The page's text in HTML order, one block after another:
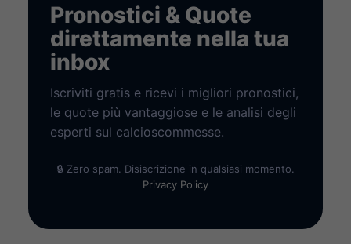
Pronostici & Quote
direttamente nella tua
inbox
Iscriviti gratis e ricevi i migliori pronostici,
le quote più vantaggiose e le analisi degli
esperti sul calcioscommesse.
🔒 Zero spam. Disiscrizione in qualsiasi momento.
Privacy Policy